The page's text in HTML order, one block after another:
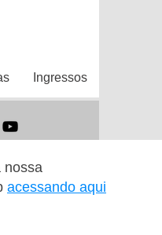
Ingressos
nossa
acessando aqui